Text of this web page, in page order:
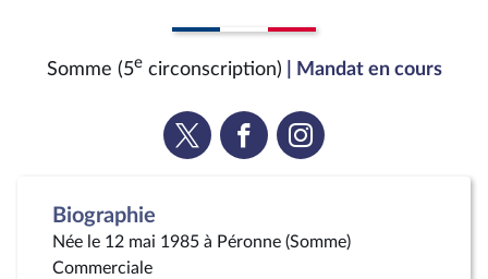
Somme (5ecirconscription) | Mandat en cours
Voir
la
Voir
la
Voir
la
Biographie
Née le 12 mai 1985 à Péronne (Somme)
Commerciale